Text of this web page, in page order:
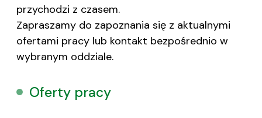
przychodzi z czasem.
Zapraszamy do zapoznania się z aktualnymi
ofertami pracy lub kontakt bezpośrednio w
wybranym oddziale.
Oferty pracy